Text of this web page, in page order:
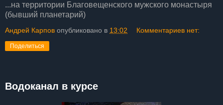
...на территории Благовещенского мужского монастыря
(бывший планетарий)
Андрей Карпов опубликовано в 13:02 Комментариев нет:
Поделиться
Водоканал в курсе